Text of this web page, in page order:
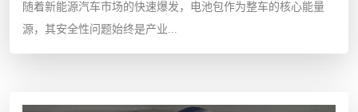
随着新能源汽车市场的快速爆发，电池包作为整车的核心能量
源，其安全性问题始终是产业...